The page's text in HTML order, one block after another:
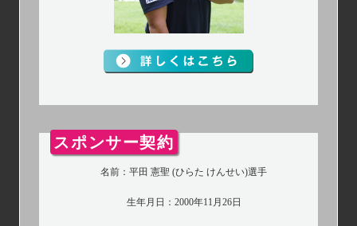
スポンサー契約
名前：平田 憲聖 (ひらた けんせい)選手
生年月日：2000年11月26日